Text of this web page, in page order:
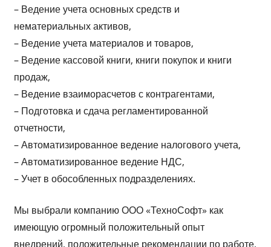
– Ведение учета основных средств и
нематериальных активов,
– Ведение учета материалов и товаров,
– Ведение кассовой книги, книги покупок и книги
продаж,
– Ведение взаиморасчетов с контрагентами,
– Подготовка и сдача регламентированной
отчетности,
– Автоматизированное ведение налогового учета,
– Автоматизированное ведение НДС,
– Учет в обособленных подразделениях.
Мы выбрали компанию ООО «ТехноСофт» как
имеющую огромный положительный опыт
внедрений, положительные рекомендации по работе,